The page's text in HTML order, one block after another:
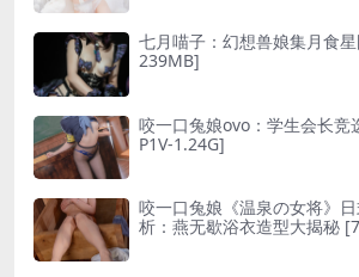
七月喵子：幻想兽娘集月食
239MB]
咬一口兔娘ovo：学生会长竞
P1V-1.24G]
咬一口兔娘《温泉の女将》
析：燕无歇浴衣造型大揭秘